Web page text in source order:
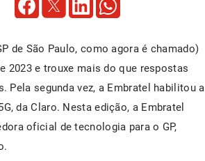
de São Paulo, como agora é chamado)
2023 e trouxe mais do que respostas
Pela segunda vez, a Embratel habilitou a
da Claro. Nesta edição, a Embratel
oficial de tecnologia para o GP,